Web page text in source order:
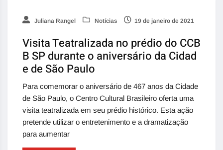
Juliana Rangel Notícias 19 de janeiro de 2021
Visita Teatralizada no prédio do CCB
B SP durante o aniversário da Cidad
e de São Paulo
Para comemorar o aniversário de 467 anos da Cidade
de São Paulo, o Centro Cultural Brasileiro oferta uma
visita teatralizada em seu prédio histórico. Esta ação
pretende utilizar o entretenimento e a dramatização
para aumentar